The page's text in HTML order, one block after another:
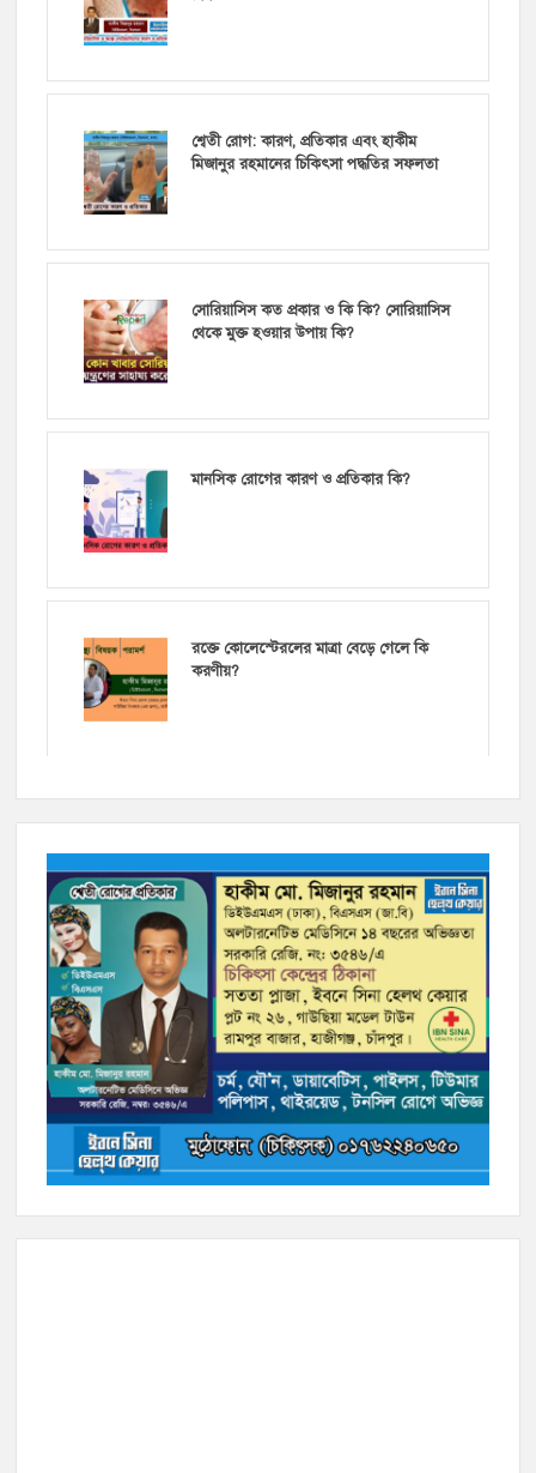
শ্বেতী রোগ: কারণ, প্রতিকার এবং হাকীম
মিজানুর রহমানের চিকিৎসা পদ্ধতির সফলতা
সোরিয়াসিস কত প্রকার ও কি কি? সোরিয়াসিস
থেকে মুক্ত হওয়ার উপায় কি?
মানসিক রোগের কারণ ও প্রতিকার কি?
রক্তে কোলেস্টেরলের মাত্রা বেড়ে গেলে কি
করণীয়?